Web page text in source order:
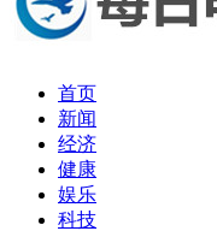
首页
新闻
经济
健康
娱乐
科技